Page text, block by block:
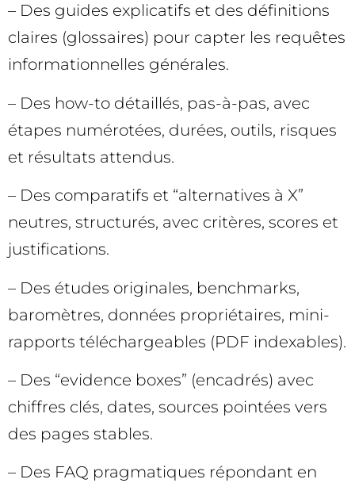
– Des guides explicatifs et des définitions
claires (glossaires) pour capter les requêtes
informationnelles générales.
– Des how-to détaillés, pas-à-pas, avec
étapes numérotées, durées, outils, risques
et résultats attendus.
– Des comparatifs et “alternatives à X”
neutres, structurés, avec critères, scores et
justifications.
– Des études originales, benchmarks,
baromètres, données propriétaires, mini-
rapports téléchargeables (PDF indexables).
– Des “evidence boxes” (encadrés) avec
chiffres clés, dates, sources pointées vers
des pages stables.
– Des FAQ pragmatiques répondant en